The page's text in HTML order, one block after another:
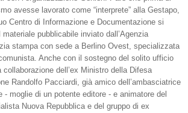
avesse lavorato come “interprete” alla Gestapo,
Centro di Informazione e Documentazione si
pubblicabile inviato dall’Agenzia
stampa con sede a Berlino Ovest, specializzata
Anche con il sostegno del solito ufficio
dell’ex Ministro della Difesa
Randolfo Pacciardi, già amico dell’ambasciatrice
- moglie di un potente editore - e animatore del
Nuova Repubblica e del gruppo di ex